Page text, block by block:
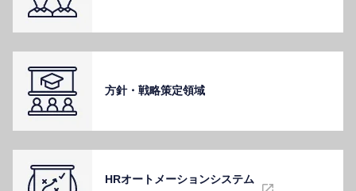
⽅針・戦略策定領域
HRオートメーションシステム